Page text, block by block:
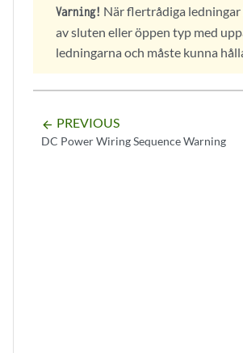
Varning! När flertrådiga ledningar
av sluten eller öppen typ med
ledningarna och måste kunna
arrow_backward PREVIOUS
DC Power Wiring Sequence Warning